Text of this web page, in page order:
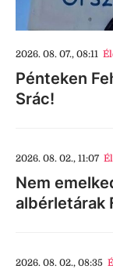
2026. 08. 07., 08:11
Pénteken
Srác!
2026. 08. 02., 11:07
Nem
albérletárak
2026. 08. 02., 08:35